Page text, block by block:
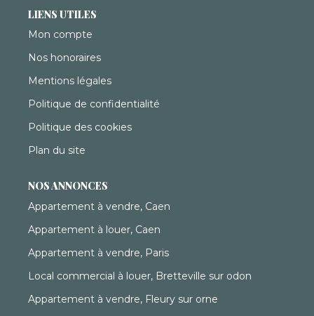
LIENS UTILES
Mon compte
Nos honoraires
Mentions légales
Politique de confidentialité
Politique des cookies
Plan du site
NOS ANNONCES
Appartement à vendre, Caen
Appartement à louer, Caen
Appartement à vendre, Paris
Local commercial à louer, Bretteville sur odon
Appartement à vendre, Fleury sur orne